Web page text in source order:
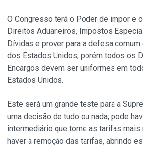
O Congresso terá o Poder de impor e
Direitos Aduaneiros, Impostos
Dívidas e prover para a defesa
dos Estados Unidos; porém todos os
Encargos devem ser uniformes em
Estados Unidos.
Este será um grande teste para a
uma decisão de tudo ou nada; pode
intermediário que torne as tarifas mais
haver a remoção das tarifas, abrindo